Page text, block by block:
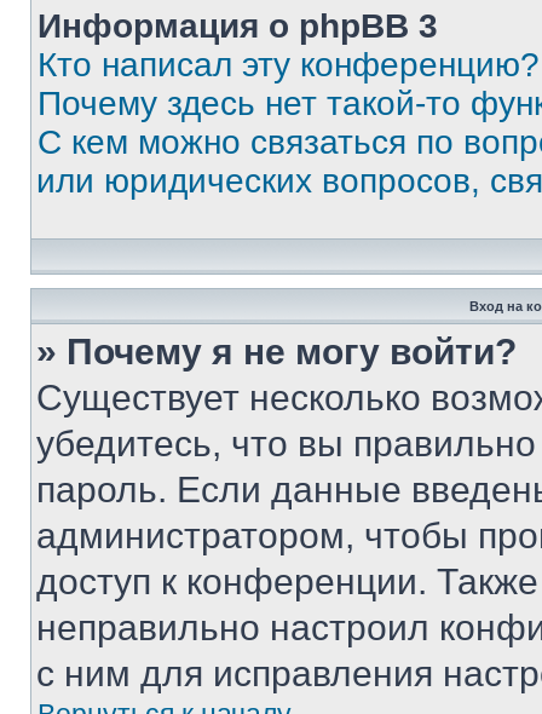
Информация о phpBB 3
Кто написал эту конференцию?
Почему здесь нет такой-то
С кем можно связаться по
или юридических вопросов,
Вход на
» Почему я не могу войти?
Существует несколько
убедитесь, что вы
пароль. Если данные
администратором, чтобы
доступ к конференции.
неправильно настроил
с ним для исправления